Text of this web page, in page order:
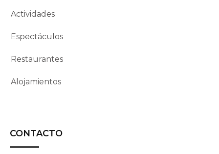
Actividades
Espectáculos
Restaurantes
Alojamientos
CONTACTO